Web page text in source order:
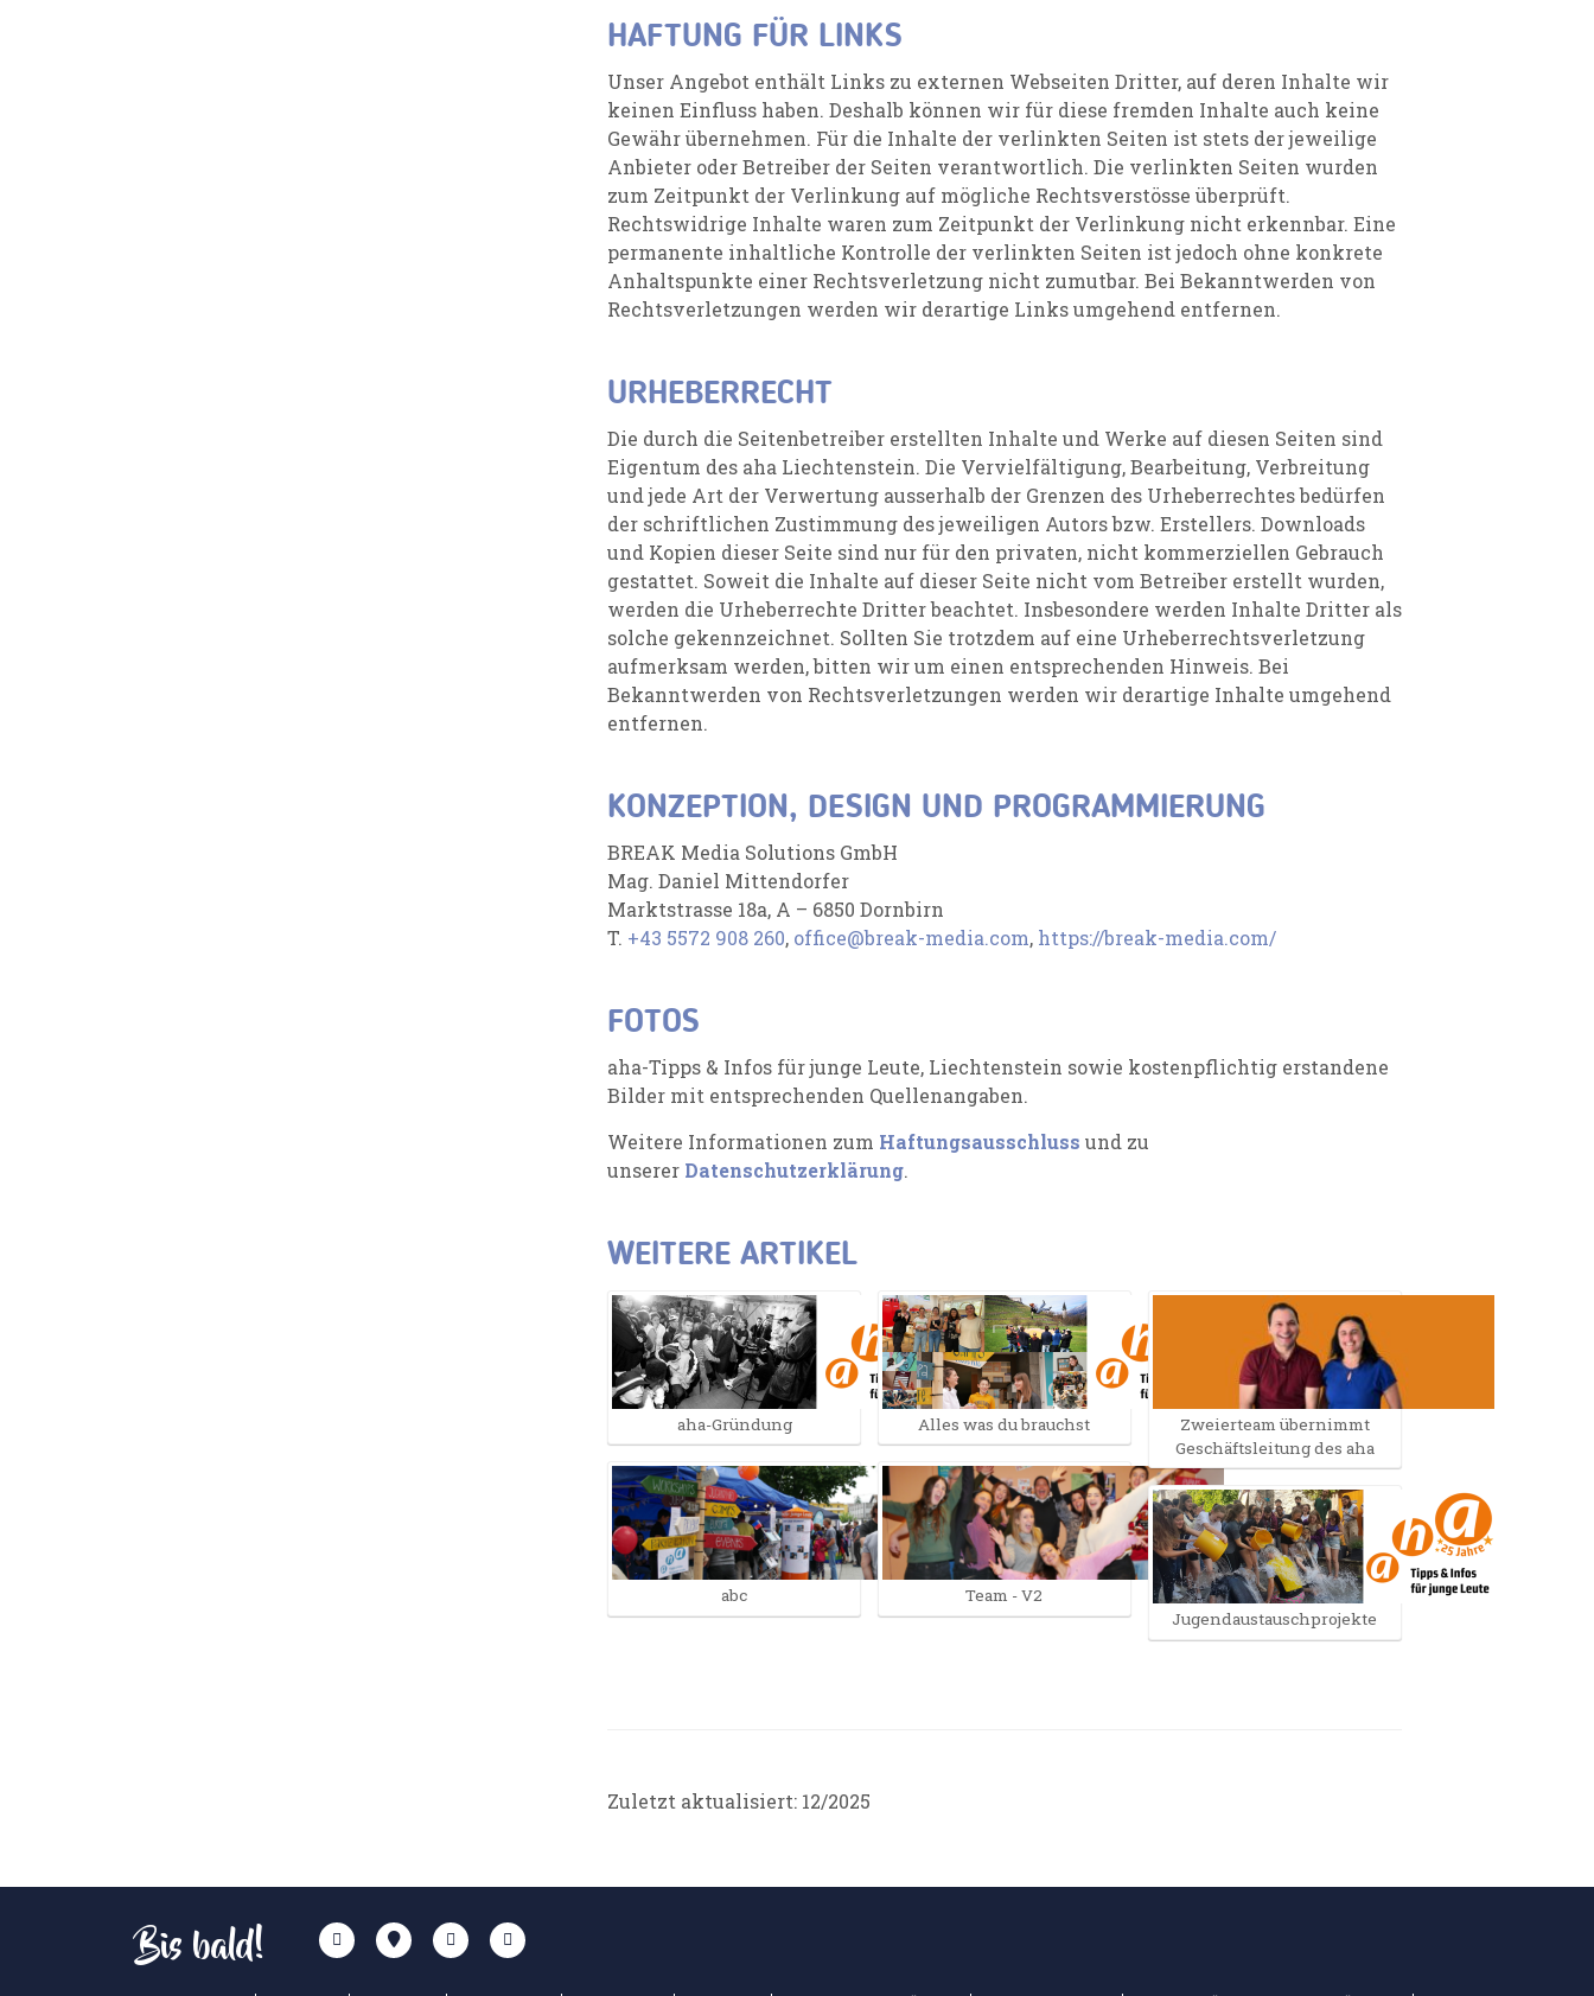
HAFTUNG FÜR LINKS
Unser Angebot enthält Links zu externen Webseiten Dritter, auf deren Inhalte wir
keinen Einfluss haben. Deshalb können wir für diese fremden Inhalte auch keine
Gewähr übernehmen. Für die Inhalte der verlinkten Seiten ist stets der jeweilige
Anbieter oder Betreiber der Seiten verantwortlich. Die verlinkten Seiten wurden
zum Zeitpunkt der Verlinkung auf mögliche Rechtsverstösse überprüft.
Rechtswidrige Inhalte waren zum Zeitpunkt der Verlinkung nicht erkennbar. Eine
permanente inhaltliche Kontrolle der verlinkten Seiten ist jedoch ohne konkrete
Anhaltspunkte einer Rechtsverletzung nicht zumutbar. Bei Bekanntwerden von
Rechtsverletzungen werden wir derartige Links umgehend entfernen.
URHEBERRECHT
Die durch die Seitenbetreiber erstellten Inhalte und Werke auf diesen Seiten sind
Eigentum des aha Liechtenstein. Die Vervielfältigung, Bearbeitung, Verbreitung
und jede Art der Verwertung ausserhalb der Grenzen des Urheberrechtes bedürfen
der schriftlichen Zustimmung des jeweiligen Autors bzw. Erstellers. Downloads
und Kopien dieser Seite sind nur für den privaten, nicht kommerziellen Gebrauch
gestattet. Soweit die Inhalte auf dieser Seite nicht vom Betreiber erstellt wurden,
werden die Urheberrechte Dritter beachtet. Insbesondere werden Inhalte Dritter als
solche gekennzeichnet. Sollten Sie trotzdem auf eine Urheberrechtsverletzung
aufmerksam werden, bitten wir um einen entsprechenden Hinweis. Bei
Bekanntwerden von Rechtsverletzungen werden wir derartige Inhalte umgehend
entfernen.
KONZEPTION, DESIGN UND PROGRAMMIERUNG
BREAK Media Solutions GmbH
Mag. Daniel Mittendorfer
Marktstrasse 18a, A – 6850 Dornbirn
T. +43 5572 908 260, office@break-media.com, https://break-media.com/
FOTOS
aha-Tipps & Infos für junge Leute, Liechtenstein sowie kostenpflichtig erstandene
Bilder mit entsprechenden Quellenangaben.
Weitere Informationen zum Haftungsausschluss und zu
unserer Datenschutzerklärung.
WEITERE ARTIKEL
aha-Gründung
abc
Alles was du brauchst
Team - V2
Zweierteam übernimmt
Geschäftsleitung des aha
Jugendaustauschprojekte
Zuletzt aktualisiert: 12/2025
Bis bald!